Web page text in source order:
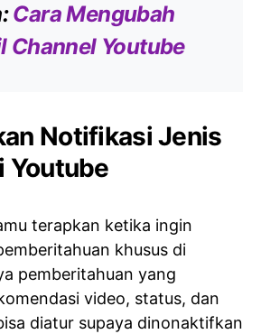
Cara Mengubah
Channel Youtube
Notifikasi Jenis
Youtube
terapkan ketika ingin
khusus di
pemberitahuan yang
video, status, dan
diatur supaya dinonaktifkan